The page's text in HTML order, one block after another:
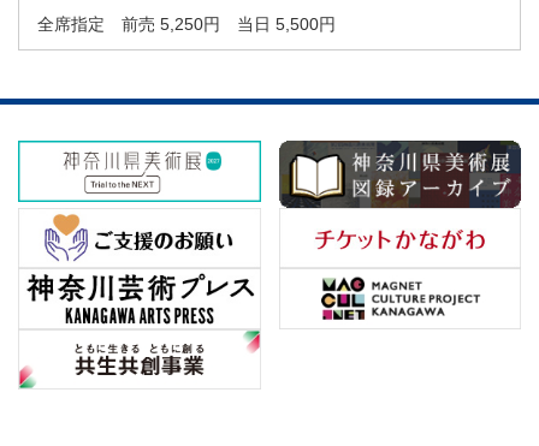
全席指定 前売 5,250円 当日 5,500円